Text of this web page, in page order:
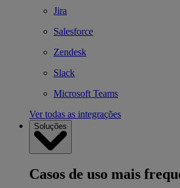
Jira
Salesforce
Zendesk
Slack
Microsoft Teams
Ver todas as integrações
Soluções
Casos de uso mais